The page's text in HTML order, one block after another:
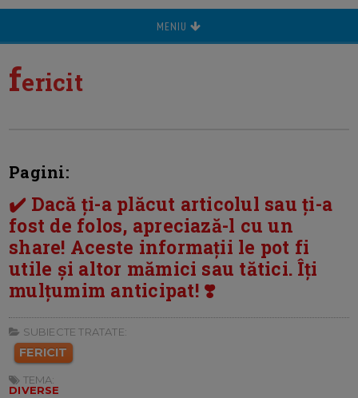
MENIU
fericit
Pagini:
✔️ Dacă ți-a plăcut articolul sau ți-a
fost de folos, apreciază-l cu un
share! Aceste informații le pot fi
utile și altor mămici sau tătici. Îți
mulțumim anticipat! ❣️
SUBIECTE TRATATE:
FERICIT
TEMA:
DIVERSE